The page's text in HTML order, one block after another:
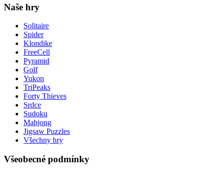
Naše hry
Solitaire
Spider
Klondike
FreeCell
Pyramid
Golf
Yukon
TriPeaks
Forty Thieves
Srdce
Sudoku
Mahjong
Jigsaw Puzzles
Všechny hry
Všeobecné podmínky